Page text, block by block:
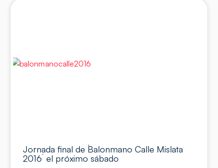
Jornada final de `Balonmano Calle Mislata
2016´ el próximo sábado